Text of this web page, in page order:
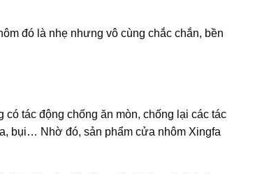
đó là nhẹ nhưng vô cùng chắc chắn, bền
tác động chống ăn mòn, chống lại các tác
bụi… Nhờ đó, sản phẩm cửa nhôm Xingfa